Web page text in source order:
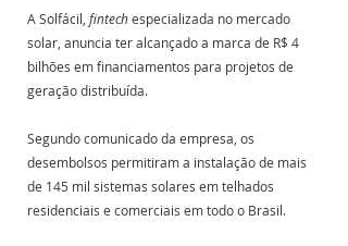
A Solfácil, fintech especializada no mercado
solar, anuncia ter alcançado a marca de R$ 4
bilhões em financiamentos para projetos de
geração distribuída.
Segundo comunicado da empresa, os
desembolsos permitiram a instalação de mais
de 145 mil sistemas solares em telhados
residenciais e comerciais em todo o Brasil.